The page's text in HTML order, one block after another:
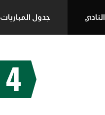
النادي جدول المباريات
4